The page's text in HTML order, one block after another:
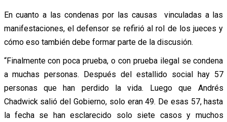
En cuanto a las condenas por las causas vinculadas a las
manifestaciones, el defensor se refirió al rol de los jueces y
cómo eso también debe formar parte de la discusión.
“Finalmente con poca prueba, o con prueba ilegal se condena
a muchas personas. Después del estallido social hay 57
personas que han perdido la vida. Luego que Andrés
Chadwick salió del Gobierno, solo eran 49. De esas 57, hasta
la fecha se han esclarecido solo siete casos y muchos